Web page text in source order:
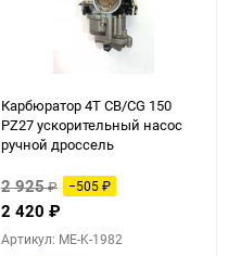
Карбюратор 4T CB/CG 150
PZ27 ускорительный насос
ручной дроссель
2 925₽ −505₽
2 420 ₽
Артикул: ME-K-1982